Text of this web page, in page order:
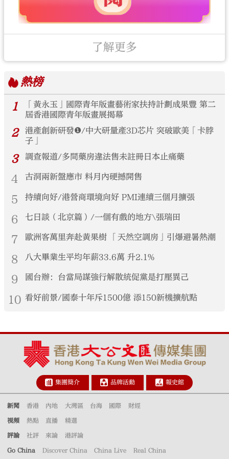
了解更多
熱榜
1
「黃永玉」國際青年版畫藝術家扶持計劃成果豐 第二
屆香港國際青年版畫展揭幕
2
港產創新研發❶/中大研量產3D芯片 突破歐美「卡脖
子」
3 調查報道/多間藥房違法售未註冊日本止痛藥
4 古洞兩新盤應市 料月內硬撼開售
5 持續向好/港營商環境向好 PMI連續三個月擴張
6 七日談（北京篇）/一個有戲的地方\張瑞田
7 歐洲客萬里奔赴黃果樹 「天然空調房」引爆避暑熱潮
8 八大畢業生平均年薪33.6萬 升2.1%
9 國台辦：台當局謀強行解散統促黨是打壓異己
10 看好前景/國泰十年斥1500億 添150新機擴航點
集團簡介 品牌活動 報史館
新聞 香港 內地 大灣區 台海 國際 財經
視頻 熱點 直播 精選
評論 社評 來論 港評論
Go China Discover China China Live Real China